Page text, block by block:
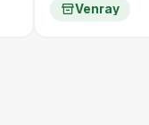
Venray